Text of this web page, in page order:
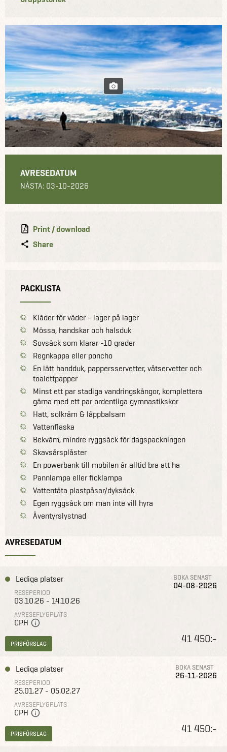
AVRESEDATUM
NÄSTA: 03-10-2026
Print / download
Share
PACKLISTA
Kläder för väder - lager på lager
Mössa, handskar och halsduk
Sovsäck som klarar -10 grader
Regnkappa eller poncho
En lätt handduk, pappersservetter, våtservetter och
toalettpapper
Minst ett par stadiga vandringskängor, komplettera
gärna med ett par ordentliga gymnastikskor
Hatt, solkräm & läppbalsam
Vattenflaska
Bekväm, mindre ryggsäck för dagspackningen
Skavsårsplåster
En powerbank till mobilen är alltid bra att ha
Pannlampa eller ficklampa
Vattentäta plastpåsar/dyksäck
Egen ryggsäck om man inte vill hyra
Äventyrslystnad
AVRESEDATUM
Lediga platser
RESEPERIOD
03.10.26 - 14.10.26
AVRESEFLYGPLATS
CPH
BOKA SENAST
04-08-2026
41 450:-
PRISFÖRSLAG
Lediga platser
RESEPERIOD
25.01.27 - 05.02.27
AVRESEFLYGPLATS
CPH
BOKA SENAST
26-11-2026
41 450:-
PRISFÖRSLAG